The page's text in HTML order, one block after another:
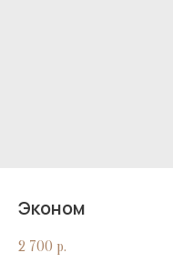
Эконом
2 700 р.